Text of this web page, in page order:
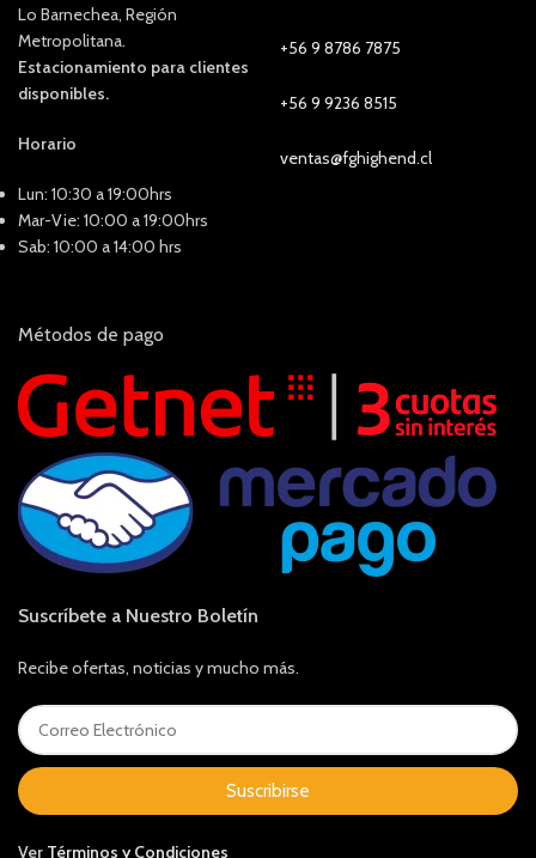
Lo Barnechea, Región
Metropolitana.
Estacionamiento para clientes
disponibles.
Horario
Lun: 10:30 a 19:00hrs
Mar-Vie: 10:00 a 19:00hrs
Sab: 10:00 a 14:00 hrs
+56 9 8786 7875
+56 9 9236 8515
ventas@fghighend.cl
Métodos de pago
Suscríbete a Nuestro Boletín
Recibe ofertas, noticias y mucho más.
Suscribirse
Ver Términos y Condiciones